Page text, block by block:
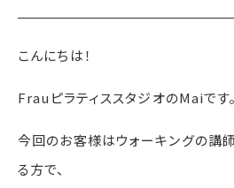
こんにちは！
FrauピラティススタジオのMaiです。
今回のお客様はウォーキングの講
る方で、